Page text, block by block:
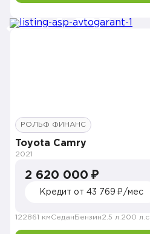
РОЛЬФ ФИНАНС
Toyota Camry
2021
2 620 000 ₽
Кредит от 43 769 ₽/мес
122861 кмСедан Бензин2.5 л. 200 л.с.